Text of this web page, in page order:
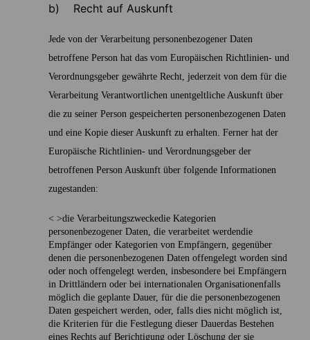
b) Recht auf Auskunft
Jede von der Verarbeitung personenbezogener Daten
betroffene Person hat das vom Europäischen Richtlinien- und
Verordnungsgeber gewährte Recht, jederzeit von dem für die
Verarbeitung Verantwortlichen unentgeltliche Auskunft über
die zu seiner Person gespeicherten personenbezogenen Daten
und eine Kopie dieser Auskunft zu erhalten. Ferner hat der
Europäische Richtlinien- und Verordnungsgeber der
betroffenen Person Auskunft über folgende Informationen
zugestanden:
< >die Verarbeitungszweckedie Kategorien
personenbezogener Daten, die verarbeitet werdendie
Empfänger oder Kategorien von Empfängern, gegenüber
denen die personenbezogenen Daten offengelegt worden sind
oder noch offengelegt werden, insbesondere bei Empfängern
in Drittländern oder bei internationalen Organisationenfalls
möglich die geplante Dauer, für die die personenbezogenen
Daten gespeichert werden, oder, falls dies nicht möglich ist,
die Kriterien für die Festlegung dieser Dauerdas Bestehen
eines Rechts auf Berichtigung oder Löschung der sie